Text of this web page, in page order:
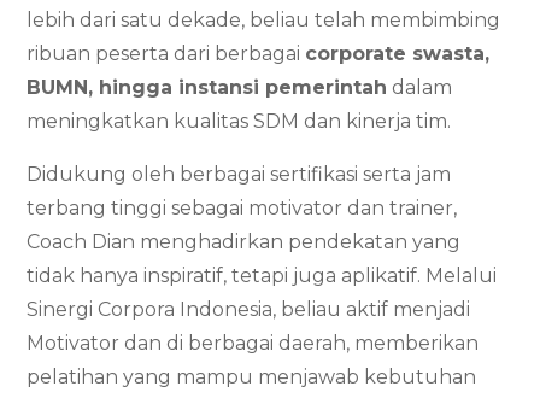
lebih dari satu dekade, beliau telah membimbing
ribuan peserta dari berbagai corporate swasta,
BUMN, hingga instansi pemerintah dalam
meningkatkan kualitas SDM dan kinerja tim.
Didukung oleh berbagai sertifikasi serta jam
terbang tinggi sebagai motivator dan trainer,
Coach Dian menghadirkan pendekatan yang
tidak hanya inspiratif, tetapi juga aplikatif. Melalui
Sinergi Corpora Indonesia, beliau aktif menjadi
Motivator dan di berbagai daerah, memberikan
pelatihan yang mampu menjawab kebutuhan